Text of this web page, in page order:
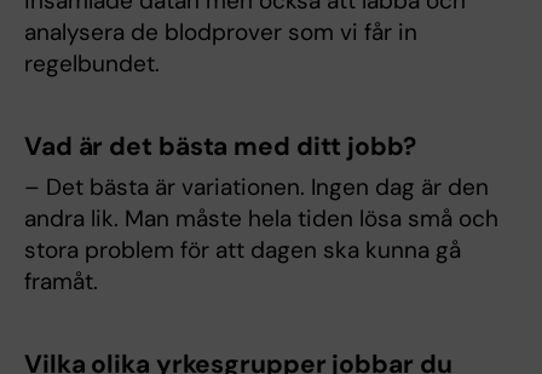
analysera de blodprover som vi får in
regelbundet.
Vad är det bästa med ditt jobb?
– Det bästa är variationen. Ingen dag är den
andra lik. Man måste hela tiden lösa små och
stora problem för att dagen ska kunna gå
framåt.
Vilka olika yrkesgrupper jobbar du